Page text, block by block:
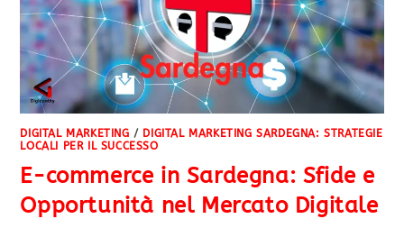
DIGITAL MARKETING / DIGITAL MARKETING SARDEGNA: STRATEGIE
LOCALI PER IL SUCCESSO
E-commerce in Sardegna: Sfide e
Opportunità nel Mercato Digitale